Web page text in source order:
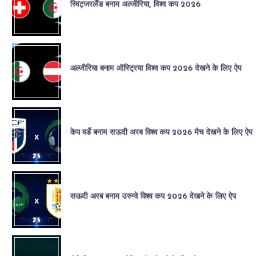
स्विट्जरलैंड बनाम अल्जीरिया, विश्व कप 2026
अल्जीरिया बनाम ऑस्ट्रिया विश्व कप 2026 देखने के लिए ऐप
केप वर्डे बनाम सऊदी अरब विश्व कप 2026 मैच देखने के लिए ऐप
सऊदी अरब बनाम उरुग्वे विश्व कप 2026 देखने के लिए ऐप